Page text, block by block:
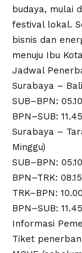
budaya, mulai
festival lokal.
bisnis dan
menuju Ibu
Jadwal
Surabaya –
SUB–BPN:
BPN–SUB:
Surabaya –
Minggu)
SUB–BPN:
BPN–TRK:
TRK–BPN:
BPN–SUB:
Informasi
Tiket